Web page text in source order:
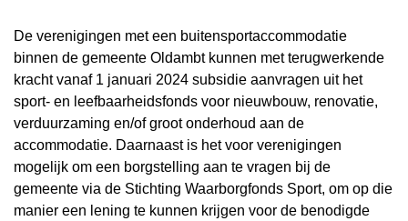
De verenigingen met een buitensportaccommodatie
binnen de gemeente Oldambt kunnen met terugwerkende
kracht vanaf 1 januari 2024 subsidie aanvragen uit het
sport- en leefbaarheidsfonds voor nieuwbouw, renovatie,
verduurzaming en/of groot onderhoud aan de
accommodatie. Daarnaast is het voor verenigingen
mogelijk om een borgstelling aan te vragen bij de
gemeente via de Stichting Waarborgfonds Sport, om op die
manier een lening te kunnen krijgen voor de benodigde